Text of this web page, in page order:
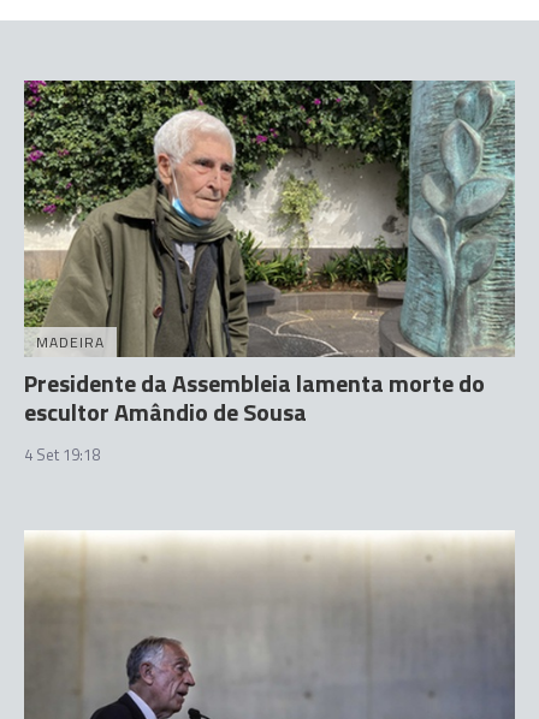
MADEIRA
Presidente da Assembleia lamenta morte do
escultor Amândio de Sousa
4 Set 19:18